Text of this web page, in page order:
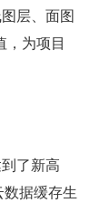
层、面图
，为项目
了新高
据缓存生